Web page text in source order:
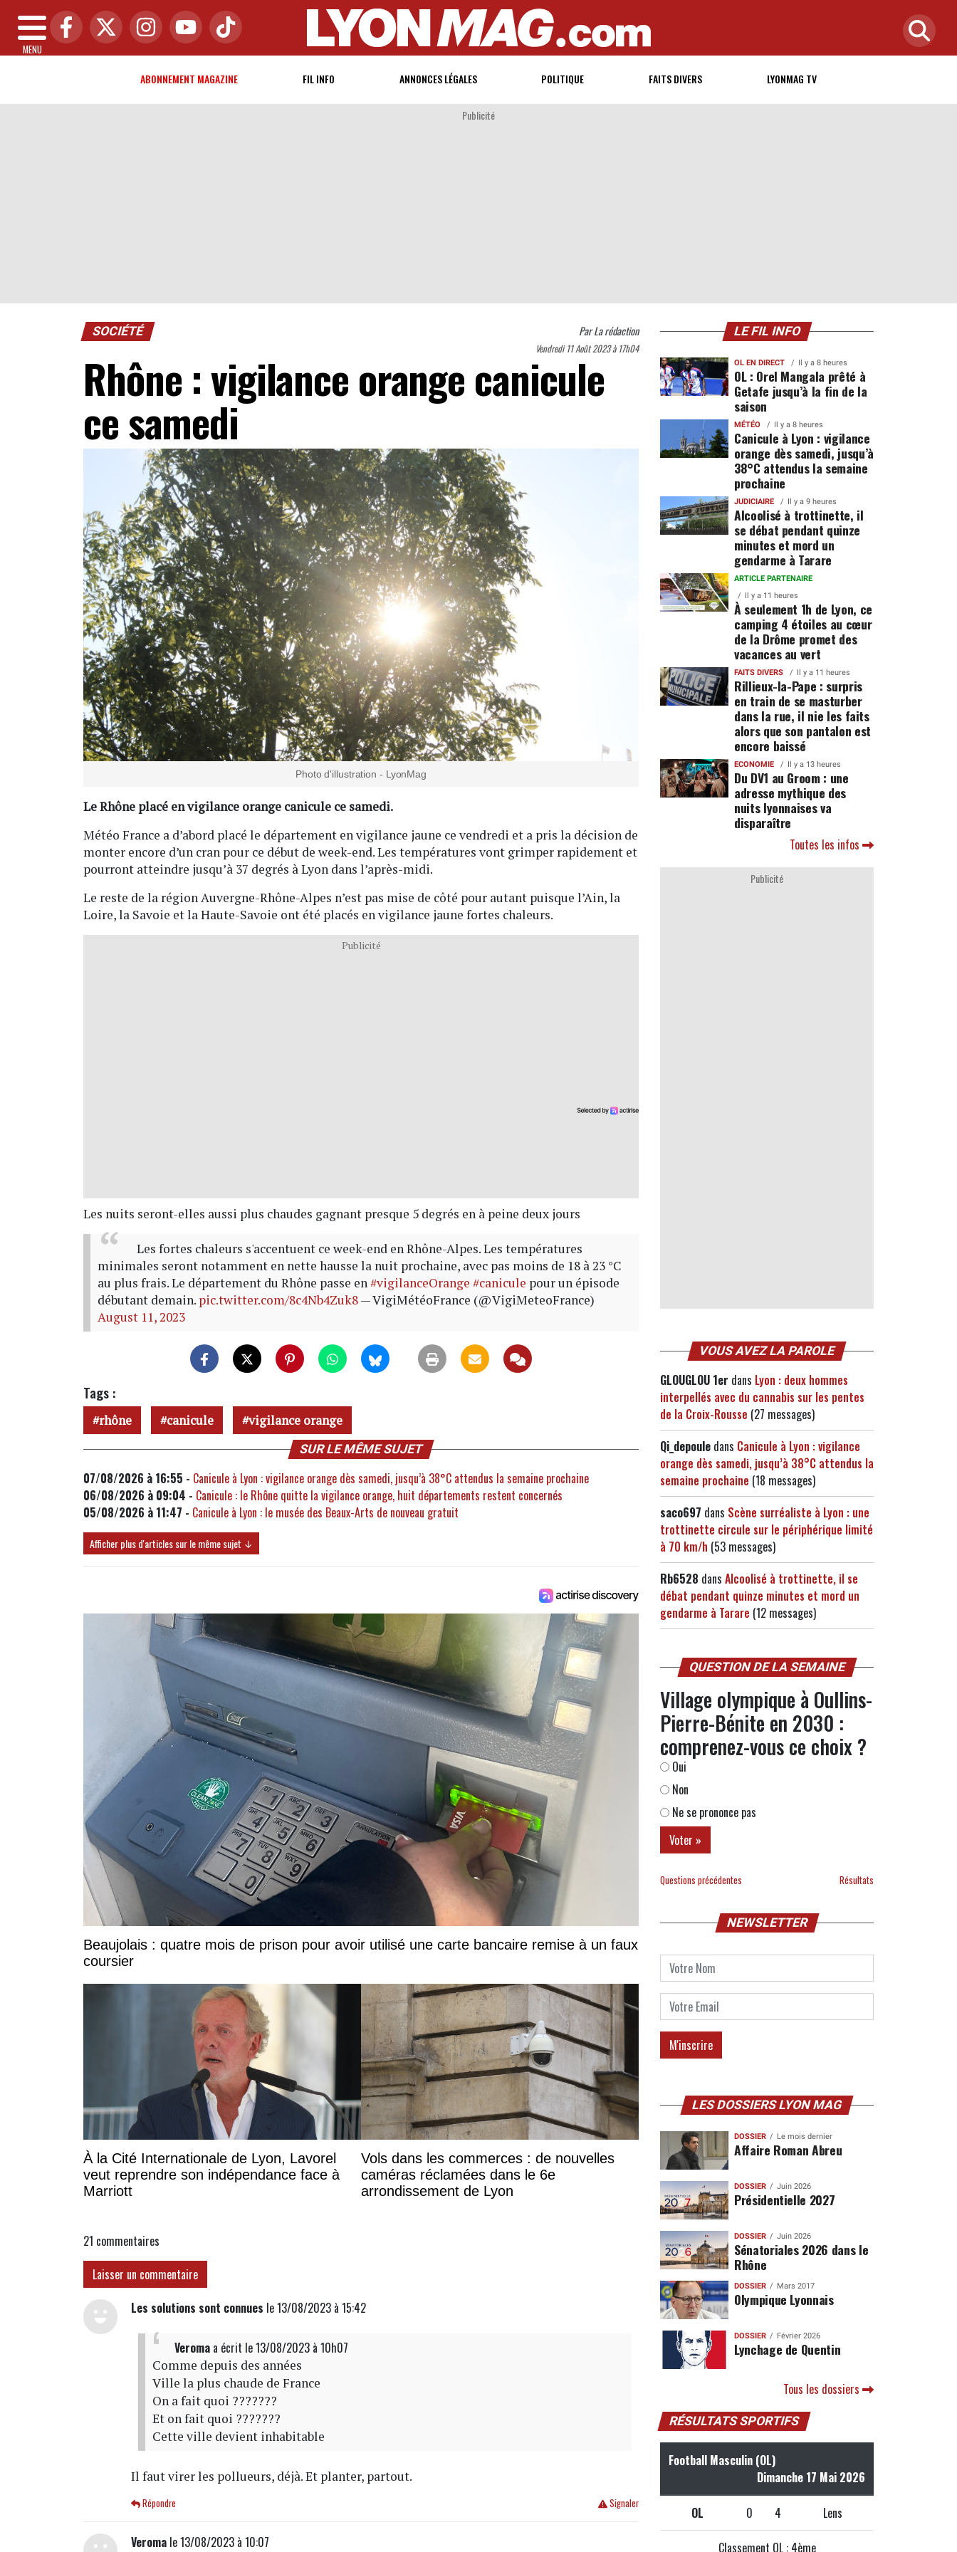
MENU
ABONNEMENT MAGAZINE FIL INFO ANNONCES LÉGALES POLITIQUE FAITS DIVERS LYONMAG TV
Publicité
SOCIÉTÉ ParLa rédaction
Vendredi 11 Août 2023 à 17h04
Rhône : vigilance orange canicule
ce samedi
Photo d'illustration - LyonMag
Le Rhône placé en vigilance orange canicule ce samedi.
Météo France a d’abord placé le département en vigilance jaune ce vendredi et a pris la décision de
monter encore d’un cran pour ce début de week-end. Les températures vont grimper rapidement et
pourront atteindre jusqu’à 37 degrés à Lyon dans l’après-midi.
Le reste de la région Auvergne-Rhône-Alpes n’est pas mise de côté pour autant puisque l’Ain, la
Loire, la Savoie et la Haute-Savoie ont été placés en vigilance jaune fortes chaleurs.
Publicité
Les nuits seront-elles aussi plus chaudes gagnant presque 5 degrés en à peine deux jours
Les fortes chaleurs s'accentuent ce week-end en Rhône-Alpes. Les températures
minimales seront notamment en nette hausse la nuit prochaine, avec pas moins de 18 à 23 °C
au plus frais. Le département du Rhône passe en #vigilanceOrange #canicule pour un épisode
débutant demain. pic.twitter.com/8c4Nb4Zuk8— VigiMétéoFrance (@VigiMeteoFrance)
August 11, 2023
Tags :
rhône canicule vigilance orange
SUR LE MÊME SUJET
07/08/2026 à 16:55 - Canicule à Lyon : vigilance orange dès samedi, jusqu’à 38°C attendus la semaine prochaine
06/08/2026 à 09:04 - Canicule : le Rhône quitte la vigilance orange, huit départements restent concernés
05/08/2026 à 11:47 - Canicule à Lyon : le musée des Beaux-Arts de nouveau gratuit
Afficher plus d'articles sur le même sujet ↓
Beaujolais : quatre mois de prison pour avoir utilisé une carte bancaire remise à un faux
coursier
À la Cité Internationale de Lyon, Lavorel
veut reprendre son indépendance face à
Marriott
Vols dans les commerces : de nouvelles
caméras réclamées dans le 6e
arrondissement de Lyon
21 commentaires
Laisser un commentaire
Les solutions sont connues le 13/08/2023 à 15:42
Veroma a écrit le 13/08/2023 à 10h07
Comme depuis des années
Ville la plus chaude de France
On a fait quoi ???????
Et on fait quoi ???????
Cette ville devient inhabitable
Il faut virer les pollueurs, déjà. Et planter, partout.
Signaler
Répondre
Veroma le 13/08/2023 à 10:07
LE FIL INFO
OL EN DIRECT Il y a 8 heures
OL : Orel Mangala prêté à
Getafe jusqu’à la fin de la
saison
MÉTÉO Il y a 8 heures
Canicule à Lyon : vigilance
orange dès samedi, jusqu’à
38°C attendus la semaine
prochaine
JUDICIAIRE Il y a 9 heures
Alcoolisé à trottinette, il
se débat pendant quinze
minutes et mord un
gendarme à Tarare
ARTICLE PARTENAIRE
Il y a 11 heures
À seulement 1h de Lyon, ce
camping 4 étoiles au cœur
de la Drôme promet des
vacances au vert
FAITS DIVERS Il y a 11 heures
Rillieux-la-Pape : surpris
en train de se masturber
dans la rue, il nie les faits
alors que son pantalon est
encore baissé
ECONOMIE Il y a 13 heures
Du DV1 au Groom : une
adresse mythique des
nuits lyonnaises va
disparaître
Toutes les infos
Publicité
VOUS AVEZ LA PAROLE
GLOUGLOU 1er dans Lyon : deux hommes
interpellés avec du cannabis sur les pentes
de la Croix-Rousse (27 messages)
Qi_depoule dans Canicule à Lyon : vigilance
orange dès samedi, jusqu’à 38°C attendus la
semaine prochaine (18 messages)
saco697 dans Scène surréaliste à Lyon : une
trottinette circule sur le périphérique limité
à 70 km/h (53 messages)
Rb6528 dans Alcoolisé à trottinette, il se
débat pendant quinze minutes et mord un
gendarme à Tarare (12 messages)
QUESTION DE LA SEMAINE
Village olympique à Oullins-
Pierre-Bénite en 2030 :
comprenez-vous ce choix ?
Oui
Non
Ne se prononce pas
Questions précédentes Résultats
NEWSLETTER
LES DOSSIERS LYON MAG
DOSSIER Le mois dernier
Affaire Roman Abreu
DOSSIER Juin 2026
Présidentielle 2027
DOSSIER Juin 2026
Sénatoriales 2026 dans le
Rhône
DOSSIER Mars 2017
Olympique Lyonnais
DOSSIER Février 2026
Lynchage de Quentin
Tous les dossiers
RÉSULTATS SPORTIFS
Football Masculin (OL)
Dimanche 17 Mai 2026
OL 0 4 Lens
Classement OL : 4ème